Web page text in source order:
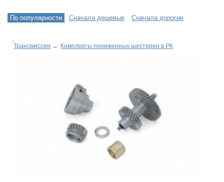
По популярности Сначала дешевые Сначала дорогие
Трансмиссия → Комплекты пониженных шестерен в РК